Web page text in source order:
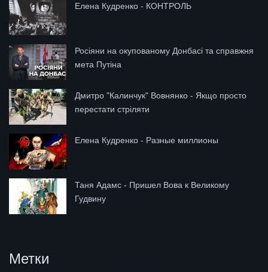
Елена Кудренко - КОНТРОЛЬ
Росіяни на окупованому Донбасі та справжня
мета Путіна
Дмитро "Калинчук" Вовнянко - Якщо просто
перестати стріляти
Елена Кудренко - Разные миллионы
Таня Адамс - Пришел Вова к Великому
Гудвину
Метки